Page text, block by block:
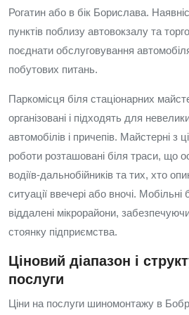
Рогатин або в бік Борислава.
пунктів поблизу автовокзалу та
поєднати обслуговування
побутових питань.
Паркомісця біля стаціонарних
організовані і підходять для
автомобілів і причепів. Майстерні
роботи розташовані біля траси, що
водіїв-дальнобійників та тих, хто
ситуації ввечері або вночі.
віддалені мікрорайони,
стоянку підприємства.
Ціновий діапазон і
послуги
Ціни на послуги шиномонтажу в